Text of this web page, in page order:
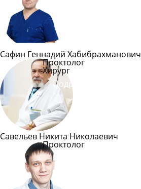
Сафин Геннадий Хабибрахманович
Проктолог
Хирург
Подробнее
Савельев Никита Николаевич
Проктолог
Подробнее